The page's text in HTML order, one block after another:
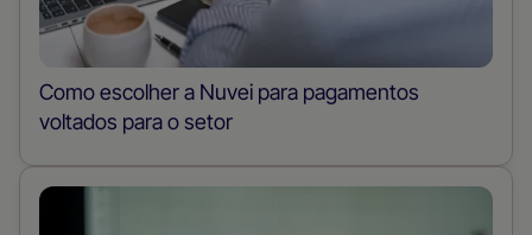
Como escolher a Nuvei para pagamentos
voltados para o setor